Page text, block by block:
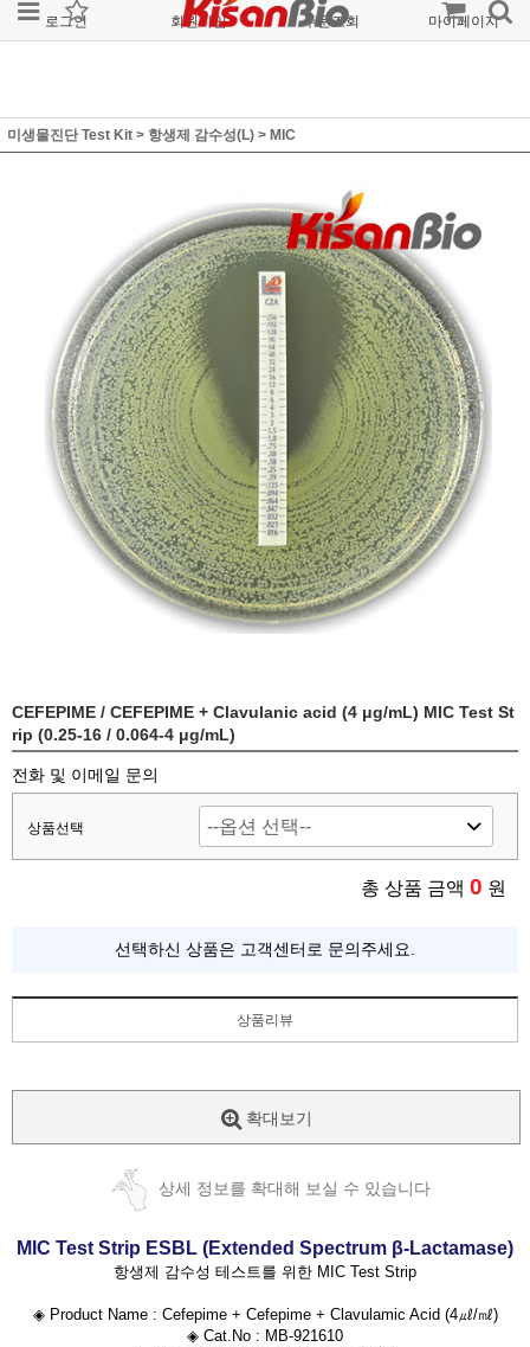
로그인 회원가입 주문조회 마이페이지
미생물진단 Test Kit > 항생제 감수성(L) > MIC
CEFEPIME / CEFEPIME + Clavulanic acid (4 μg/mL) MIC Test St
rip (0.25-16 / 0.064-4 μg/mL)
전화 및 이메일 문의
상품선택
총 상품 금액 0 원
선택하신 상품은 고객센터로 문의주세요.
상품리뷰
확대보기
상세 정보를 확대해 보실 수 있습니다
MIC Test Strip ESBL (Extended Spectrum β-Lactamase)
항생제 감수성 테스트를 위한 MIC Test Strip
◈ Product Name : Cefepime + Cefepime + Clavulamic Acid (4㎕/㎖)
◈ Cat.No : MB-921610